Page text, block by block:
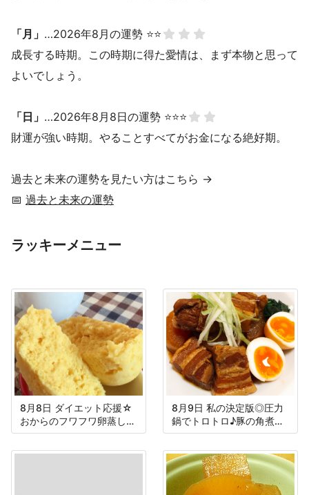
「月」 …2026年8月の運勢 ⭐⭐
成長する時期。この時期に得た愛情は、まず本物と思って
よいでしょう。
「日」 …2026年8月8日の運勢 ⭐⭐⭐
財運が強い時期。やることすべてがお金になる絶好期。
過去と未来の運勢を見たい方はこちら →
📅 過去と未来の運勢
ラッキーメニュー
8月8日 ダイエット応援☆
おからのフワフワ卵蒸しパ
ン
8月9日 私の決定版◎圧力
鍋でトロトロ♪豚の角煮＆
大根